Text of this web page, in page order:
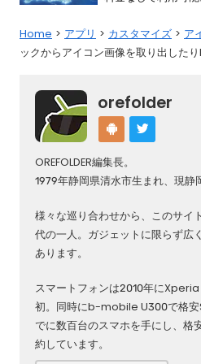
Home アプリ カスタマイズ ア
ックからアイコン画像を取り出した
orefolder
OREFOLDER編集長。
1979年静岡県清水市生まれ、現静
様々な巡り合わせから、このサイ
代の一人。ガジェットに限らず広
あります。
スマートフォンは2010年に
初。同時にb-mobile U300で格安
でに数百台のスマホを手にし、格
約しています。